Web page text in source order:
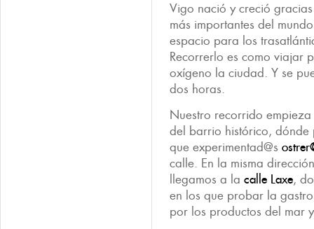
Vigo nació y creció
más importantes del
espacio para los
Recorrerlo es como viajar
oxígeno la ciudad. Y se
dos horas.
Nuestro recorrido
del barrio histórico, dónde
que experimentad@s
calle. En la misma
llegamos a la calle Laxe,
en los que probar la
por los productos del mar